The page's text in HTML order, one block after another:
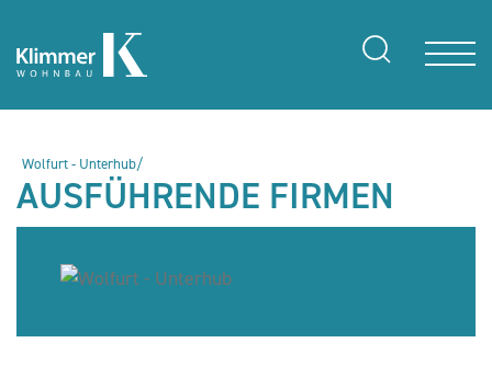
Wolfurt - Unterhub/
AUSFÜHRENDE FIRMEN